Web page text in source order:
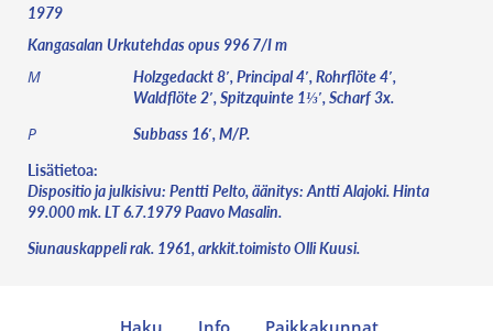
1979
Kangasalan Urkutehdas opus 996 7/I m
M
Holzgedackt 8′, Principal 4′, Rohrflöte 4′,
Waldflöte 2′, Spitzquinte 1⅓′, Scharf 3x.
P
Subbass 16′, M/P.
Lisätietoa:
Dispositio ja julkisivu: Pentti Pelto, äänitys: Antti Alajoki. Hinta
99.000 mk. LT 6.7.1979 Paavo Masalin.
Siunauskappeli rak. 1961, arkkit.toimisto Olli Kuusi.